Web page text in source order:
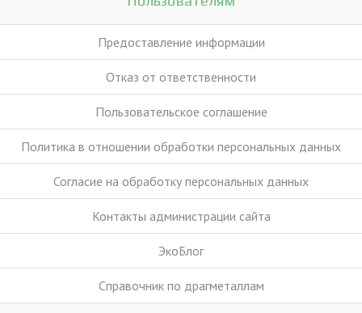
Предоставление информации
Отказ от ответственности
Пользовательское соглашение
Политика в отношении обработки персональных данных
Согласие на обработку персональных данных
Контакты администрации сайта
ЭкоБлог
Справочник по драгметаллам